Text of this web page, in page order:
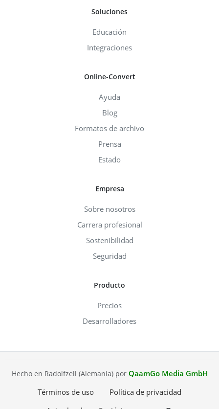
Soluciones
Educación
Integraciones
Online-Convert
Ayuda
Blog
Formatos de archivo
Prensa
Estado
Empresa
Sobre nosotros
Carrera profesional
Sostenibilidad
Seguridad
Producto
Precios
Desarrolladores
Hecho en Radolfzell (Alemania) por QaamGo Media GmbH
Términos de uso
Política de privacidad